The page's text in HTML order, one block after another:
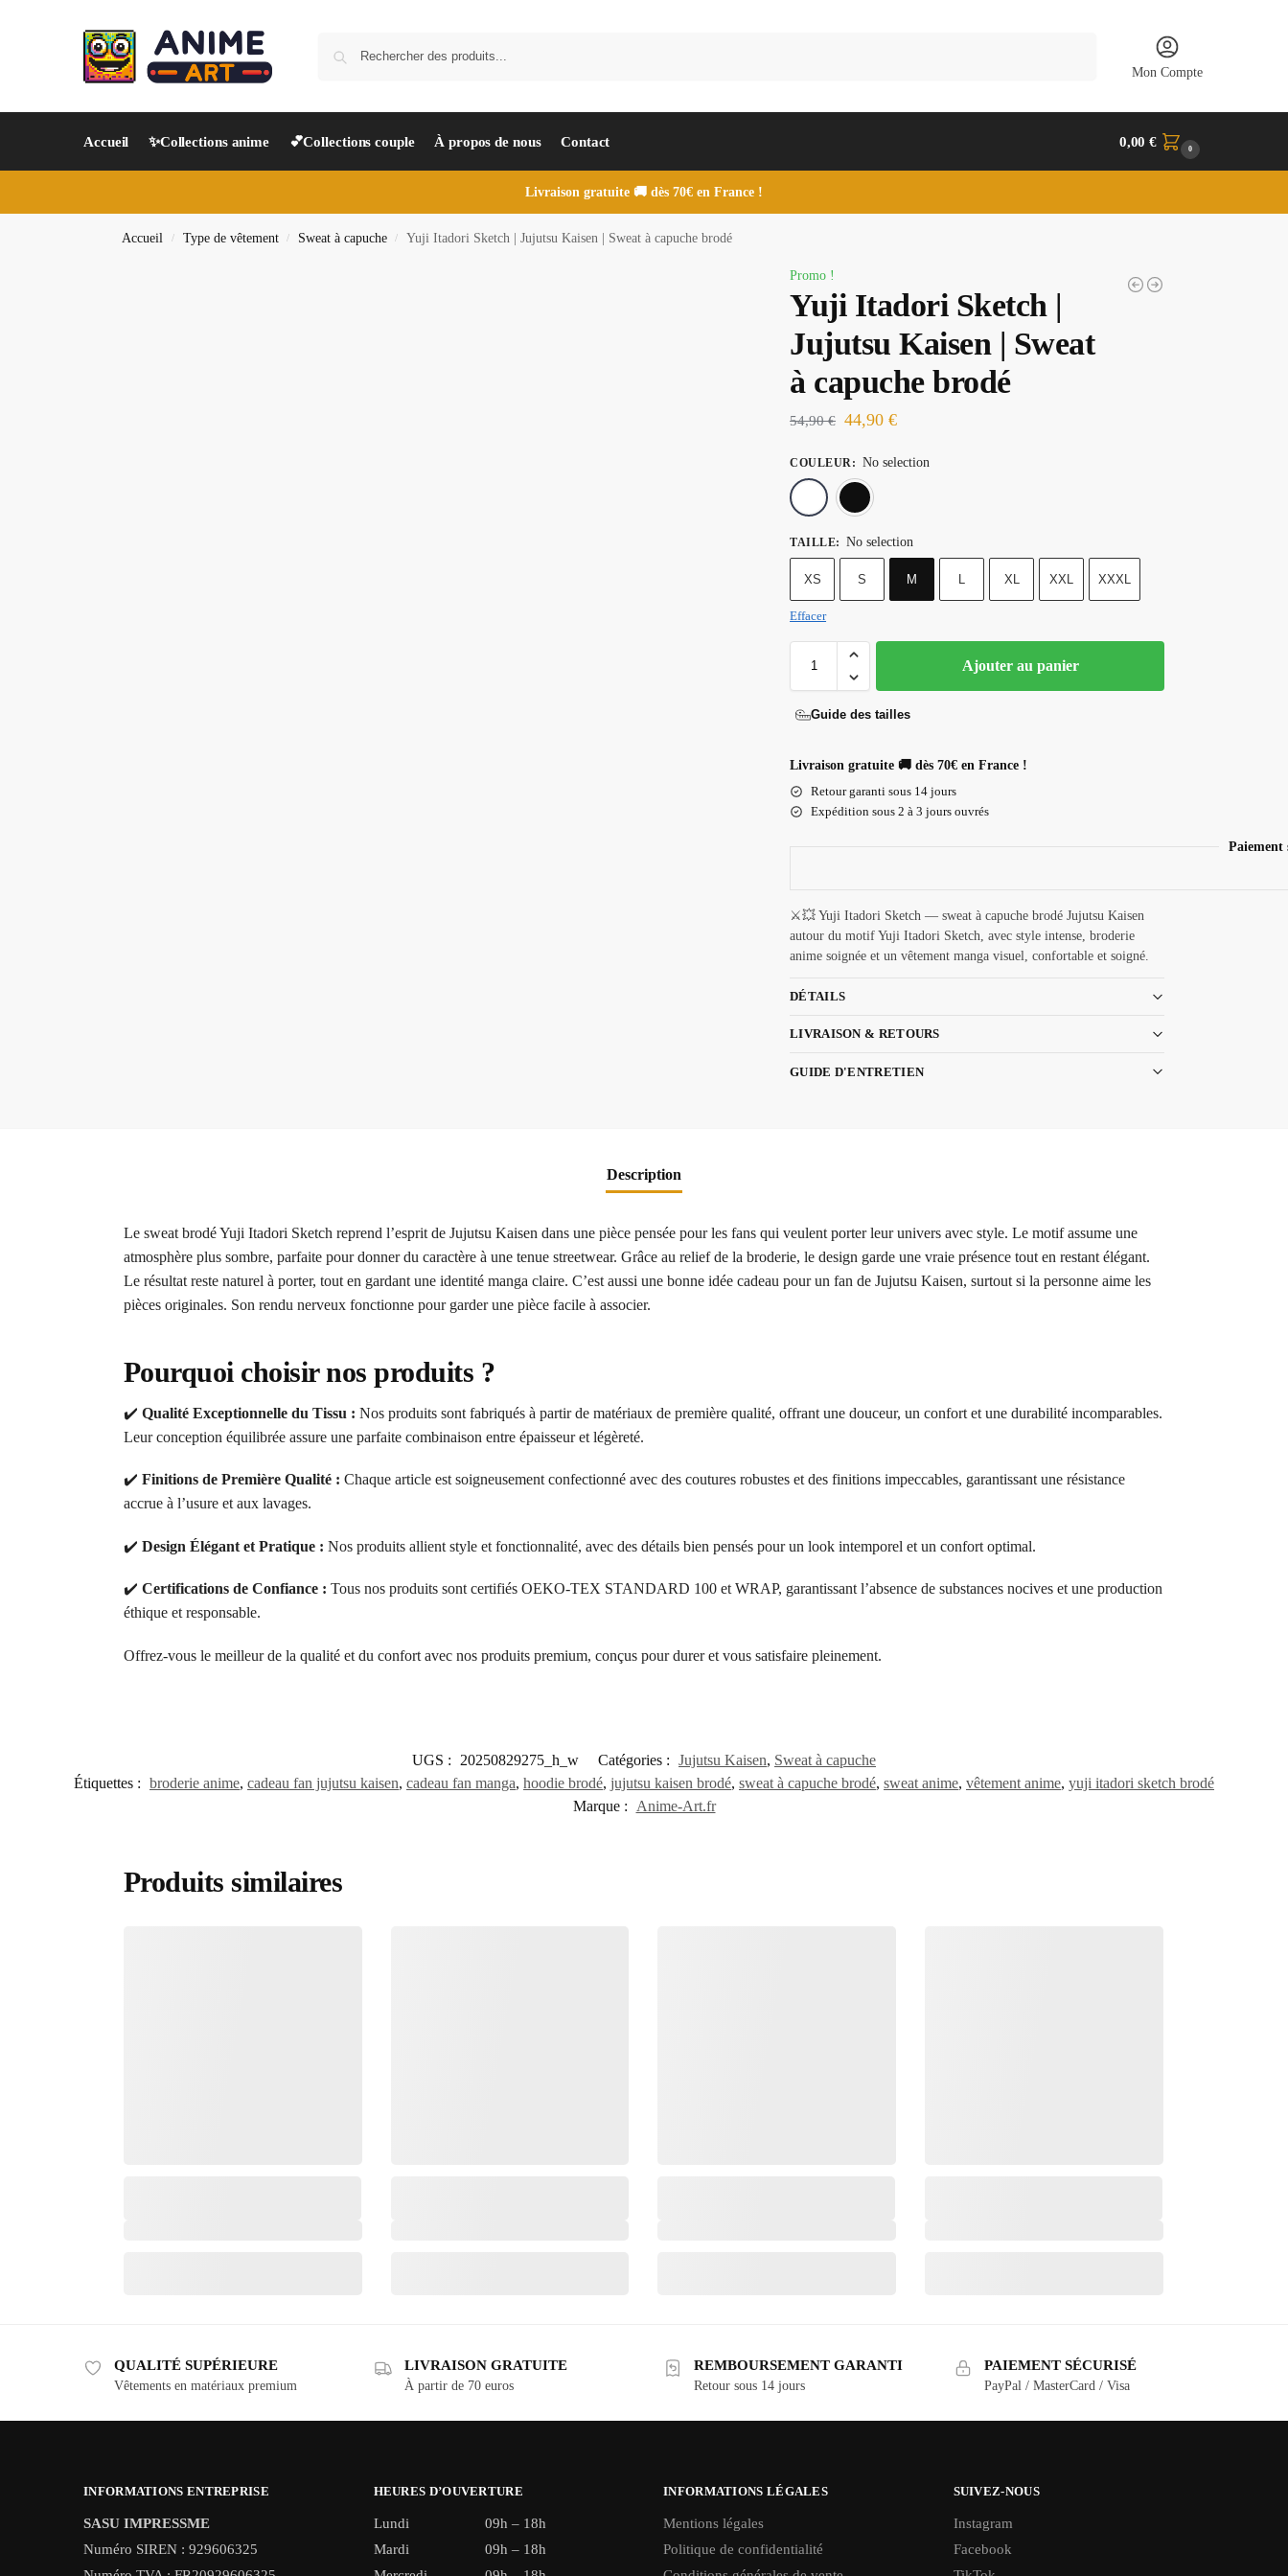
Mon Compte
Accueil ✨Collections anime 💕Collections couple À propos de nous Contact 0,00€ 0
Livraison gratuite 🚚 dès 70€ en France !
Accueil / Type de vêtement / Sweat à capuche / Yuji Itadori Sketch | Jujutsu Kaisen | Sweat à capuche brodé
Promo !
Yuji Itadori Sketch |
Jujutsu Kaisen | Sweat
à capuche brodé
54,90€ 44,90€
COULEUR : No selection
TAILLE: No selection
XS S M L XL XXL XXXL
Effacer
Ajouter au panier
Guide des tailles
Livraison gratuite 🚚 dès 70€ en France !
Retour garanti sous 14 jours
Expédition sous 2 à 3 jours ouvrés
Paiement
⚔️💥 Yuji Itadori Sketch — sweat à capuche brodé Jujutsu Kaisen
autour du motif Yuji Itadori Sketch, avec style intense, broderie
anime soignée et un vêtement manga visuel, confortable et soigné.
DÉTAILS
LIVRAISON & RETOURS
GUIDE D'ENTRETIEN
Description
Le sweat brodé Yuji Itadori Sketch reprend l’esprit de Jujutsu Kaisen dans une pièce pensée pour les fans qui veulent porter leur univers avec style. Le motif assume une
atmosphère plus sombre, parfaite pour donner du caractère à une tenue streetwear. Grâce au relief de la broderie, le design garde une vraie présence tout en restant élégant.
Le résultat reste naturel à porter, tout en gardant une identité manga claire. C’est aussi une bonne idée cadeau pour un fan de Jujutsu Kaisen, surtout si la personne aime les
pièces originales. Son rendu nerveux fonctionne pour garder une pièce facile à associer.
Pourquoi choisir nos produits ?
✔️ Qualité Exceptionnelle du Tissu : Nos produits sont fabriqués à partir de matériaux de première qualité, offrant une douceur, un confort et une durabilité incomparables.
Leur conception équilibrée assure une parfaite combinaison entre épaisseur et légèreté.
✔️ Finitions de Première Qualité : Chaque article est soigneusement confectionné avec des coutures robustes et des finitions impeccables, garantissant une résistance
accrue à l’usure et aux lavages.
✔️ Design Élégant et Pratique : Nos produits allient style et fonctionnalité, avec des détails bien pensés pour un look intemporel et un confort optimal.
✔️ Certifications de Confiance : Tous nos produits sont certifiés OEKO-TEX STANDARD 100 et WRAP, garantissant l’absence de substances nocives et une production
éthique et responsable.
Offrez-vous le meilleur de la qualité et du confort avec nos produits premium, conçus pour durer et vous satisfaire pleinement.
UGS : 20250829275_h_w Catégories : Jujutsu Kaisen, Sweat à capuche
Étiquettes : broderie anime, cadeau fan jujutsu kaisen, cadeau fan manga, hoodie brodé, jujutsu kaisen brodé, sweat à capuche brodé, sweat anime, vêtement anime, yuji itadori sketch brodé
Marque :
Anime-Art.fr
Produits similaires
QUALITÉ SUPÉRIEURE
Vêtements en matériaux premium
LIVRAISON GRATUITE
À partir de 70 euros
REMBOURSEMENT GARANTI
Retour sous 14 jours
PAIEMENT SÉCURISÉ
PayPal / MasterCard / Visa
INFORMATIONS ENTREPRISE
SASU IMPRESSME
Numéro SIREN : 929606325
HEURES D’OUVERTURE
Lundi
09h – 18h
Mardi
09h – 18h
INFORMATIONS LÉGALES
Mentions légales
Politique de confidentialité
SUIVEZ-NOUS
Instagram
Facebook